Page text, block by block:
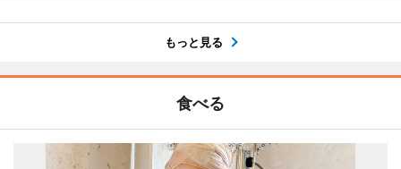
もっと見る
食べる